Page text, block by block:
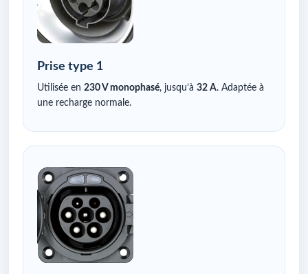
Prise type 1
Utilisée en 230 V monophasé, jusqu’à 32 A. Adaptée à
une recharge normale.